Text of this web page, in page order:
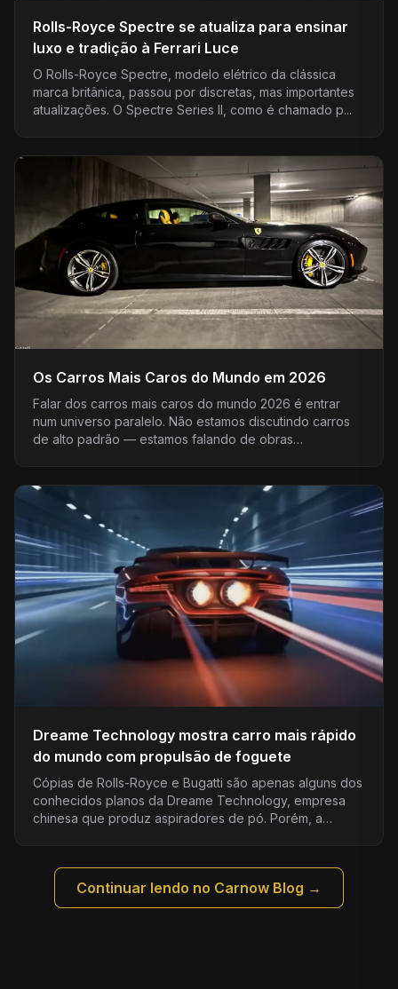
Rolls-Royce Spectre se atualiza para ensinar
luxo e tradição à Ferrari Luce
O Rolls-Royce Spectre, modelo elétrico da clássica
marca britânica, passou por discretas, mas importantes
atualizações. O Spectre Series II, como é chamado p...
Os Carros Mais Caros do Mundo em 2026
Falar dos carros mais caros do mundo 2026 é entrar
num universo paralelo. Não estamos discutindo carros
de alto padrão — estamos falando de obras…
Dreame Technology mostra carro mais rápido
do mundo com propulsão de foguete
Cópias de Rolls-Royce e Bugatti são apenas alguns dos
conhecidos planos da Dreame Technology, empresa
chinesa que produz aspiradores de pó. Porém, a
Continuar lendo no Carnow Blog →